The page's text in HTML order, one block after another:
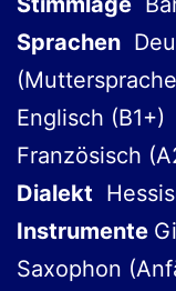
Sprachen
Englisch (B1+)
Französisch
Dialekt
Instrumente
Saxophon